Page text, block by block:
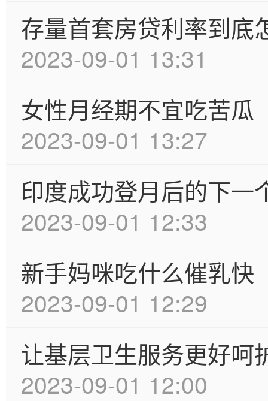
存量首套房贷利率到底
2023-09-01 13:31
女性月经期不宜吃苦瓜
2023-09-01 13:27
印度成功登月后的下一
2023-09-01 12:33
新手妈咪吃什么催乳快
2023-09-01 12:29
让基层卫生服务更好呵
2023-09-01 12:00